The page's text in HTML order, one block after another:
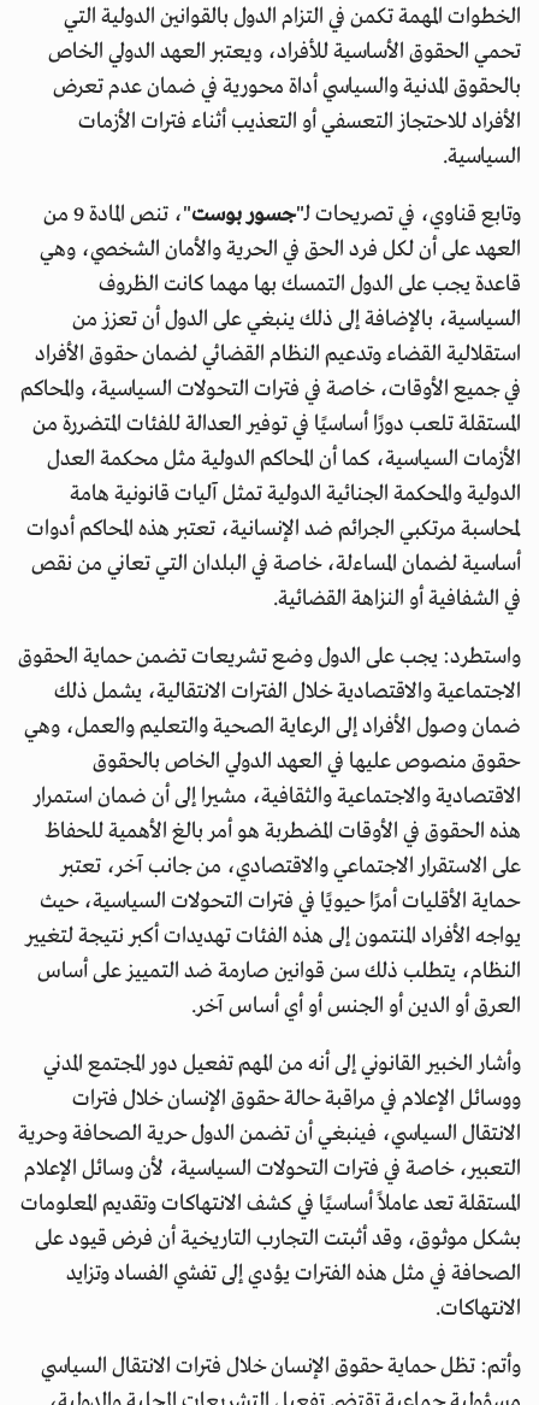
الخطوات المهمة تكمن في التزام الدول بالقوانين الدولية التي
تحمي الحقوق الأساسية للأفراد، ويعتبر العهد الدولي الخاص
بالحقوق المدنية والسياسي أداة محورية في ضمان عدم تعرض
الأفراد للاحتجاز التعسفي أو التعذيب أثناء فترات الأزمات
السياسية.
وتابع قناوي، في تصريحات لـ"جسور بوست
"، تنص المادة 9 من
العهد على أن لكل فرد الحق في الحرية والأمان الشخصي، وهي
قاعدة يجب على الدول التمسك بها مهما كانت الظروف
السياسية، بالإضافة إلى ذلك ينبغي على الدول أن تعزز من
استقلالية القضاء وتدعيم النظام القضائي لضمان حقوق الأفراد
في جميع الأوقات، خاصة في فترات التحولات السياسية، والمحاكم
المستقلة تلعب دورًا أساسيًا في توفير العدالة للفئات المتضررة من
الأزمات السياسية، كما أن المحاكم الدولية مثل محكمة العدل
الدولية والمحكمة الجنائية الدولية تمثل آليات قانونية هامة
لمحاسبة مرتكبي الجرائم ضد الإنسانية، تعتبر هذه المحاكم أدوات
أساسية لضمان المساءلة، خاصة في البلدان التي تعاني من نقص
في الشفافية أو النزاهة القضائية.
واستطرد: يجب على الدول وضع تشريعات تضمن حماية الحقوق
الاجتماعية والاقتصادية خلال الفترات الانتقالية، يشمل ذلك
ضمان وصول الأفراد إلى الرعاية الصحية والتعليم والعمل، وهي
حقوق منصوص عليها في العهد الدولي الخاص بالحقوق
الاقتصادية والاجتماعية والثقافية، مشيرا إلى أن ضمان استمرار
هذه الحقوق في الأوقات المضطربة هو أمر بالغ الأهمية للحفاظ
على الاستقرار الاجتماعي والاقتصادي، من جانب آخر، تعتبر
حماية الأقليات أمرًا حيويًا في فترات التحولات السياسية، حيث
يواجه الأفراد المنتمون إلى هذه الفئات تهديدات أكبر نتيجة لتغيير
النظام، يتطلب ذلك سن قوانين صارمة ضد التمييز على أساس
العرق أو الدين أو الجنس أو أي أساس آخر.
وأشار الخبير القانوني إلى أنه من المهم تفعيل دور المجتمع المدني
ووسائل الإعلام في مراقبة حالة حقوق الإنسان خلال فترات
الانتقال السياسي، فينبغي أن تضمن الدول حرية الصحافة وحرية
التعبير، خاصة في فترات التحولات السياسية، لأن وسائل الإعلام
المستقلة تعد عاملاً أساسيًا في كشف الانتهاكات وتقديم المعلومات
بشكل موثوق، وقد أثبتت التجارب التاريخية أن فرض قيود على
الصحافة في مثل هذه الفترات يؤدي إلى تفشي الفساد وتزايد
الانتهاكات.
وأتم: تظل حماية حقوق الإنسان خلال فترات الانتقال السياسي